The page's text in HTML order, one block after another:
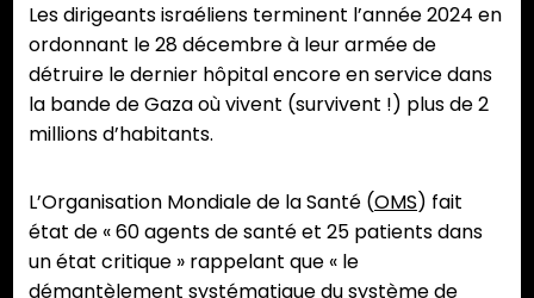
Les dirigeants israéliens terminent l’année 2024 en
ordonnant le 28 décembre à leur armée de
détruire le dernier hôpital encore en service dans
la bande de Gaza où vivent (survivent !) plus de 2
millions d’habitants.
L’Organisation Mondiale de la Santé (OMS) fait
état de « 60 agents de santé et 25 patients dans
un état critique » rappelant que « le
démantèlement systématique du système de